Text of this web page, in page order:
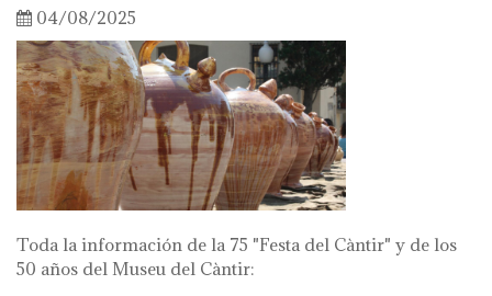
04/08/2025
Toda la información de la 75 "Festa del Càntir" y de los
50 años del Museu del Càntir: